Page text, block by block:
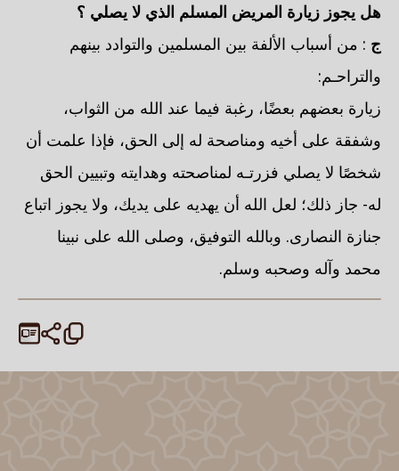
هل يجوز زيارة المريض المسلم الذي لا يصلي ؟
ج : من أسباب الألفة بين المسلمين والتوادد بينهم
والتراحـم:
زيارة بعضهم بعضًا، رغبة فيما عند الله من الثواب،
وشفقة على أخيه ومناصحة له إلى الحق، فإذا علمت أن
شخصًا لا يصلي فزرتـه لمناصحته وهدايته وتبيين الحق
له- جاز ذلك؛ لعل الله أن يهديه على يديك، ولا يجوز اتباع
جنازة النصارى. وبالله التوفيق، وصلى الله على نبينا
محمد وآله وصحبه وسلم.